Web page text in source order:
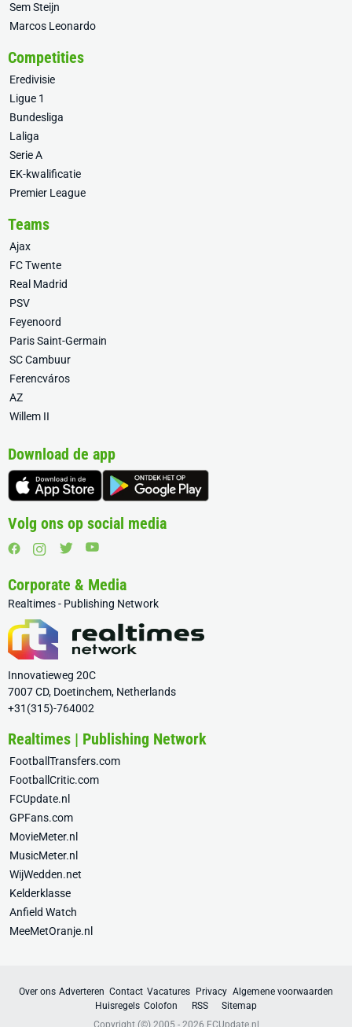
Sem Steijn
Marcos Leonardo
Competities
Eredivisie
Ligue 1
Bundesliga
Laliga
Serie A
EK-kwalificatie
Premier League
Teams
Ajax
FC Twente
Real Madrid
PSV
Feyenoord
Paris Saint-Germain
SC Cambuur
Ferencváros
AZ
Willem II
Download de app
Volg ons op social media
Corporate & Media
Realtimes - Publishing Network
Innovatieweg 20C
7007 CD, Doetinchem, Netherlands
+31(315)-764002
Realtimes | Publishing Network
FootballTransfers.com
FootballCritic.com
FCUpdate.nl
GPFans.com
MovieMeter.nl
MusicMeter.nl
WijWedden.net
Kelderklasse
Anfield Watch
MeeMetOranje.nl
Over ons Adverteren Contact Vacatures Privacy Algemene voorwaarden
Huisregels Colofon RSS
Sitemap